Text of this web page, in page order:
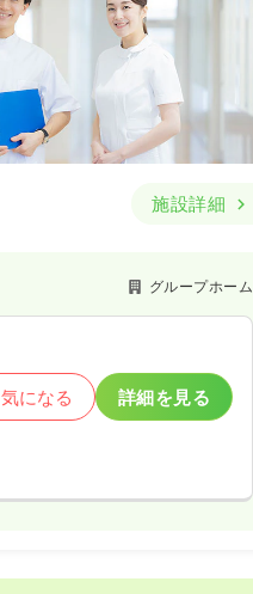
施設詳細
グループホーム
気になる 詳細を見る